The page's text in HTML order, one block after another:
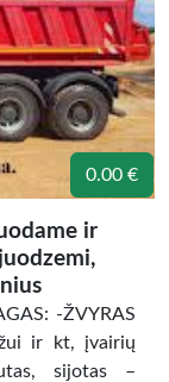
0.00 €
ir
-ŽVYRAS
ir kt, įvairių
sijotas –